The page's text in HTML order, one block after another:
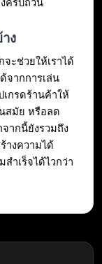
ครบถ้วน
ง
ะช่วยให้เราได้
จากการเล่น
กรดร้านค้าให้
สมัย หรือลด
ากนี้ยังรวมถึง
างความได้
ำเร็จได้ไวกว่า